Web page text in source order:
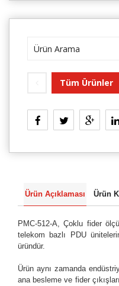
Tüm Ürünler
Ürün Açıklaması Ürün
PMC-512-A, Çoklu fider
telekom bazlı PDU
üründür.
Ürün aynı zamanda
ana besleme ve fider